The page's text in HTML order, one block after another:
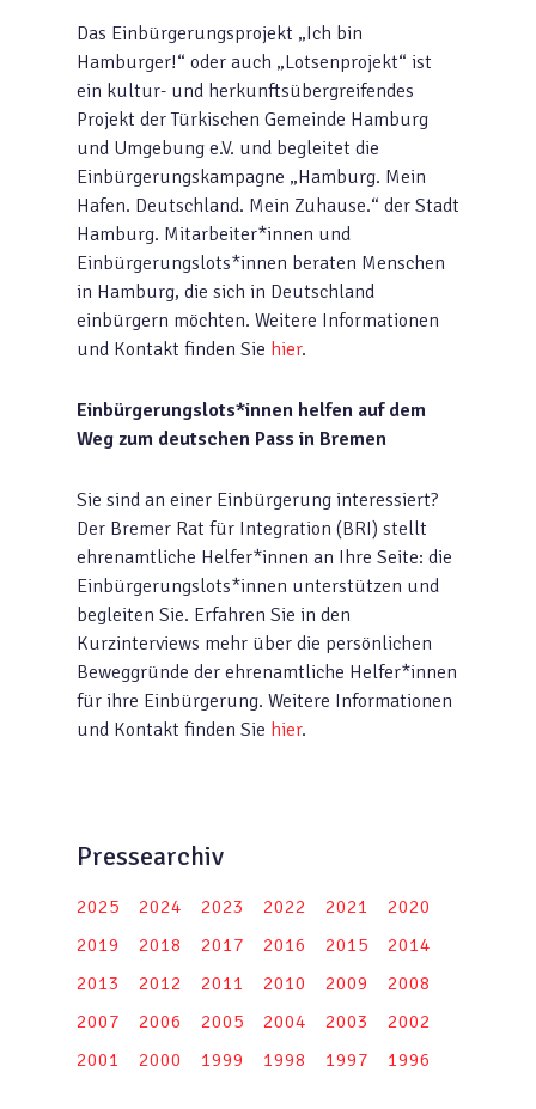
Das Einbürgerungsprojekt „Ich bin
Hamburger!“ oder auch „Lotsenprojekt“ ist
ein kultur- und herkunftsübergreifendes
Projekt der Türkischen Gemeinde Hamburg
und Umgebung e.V. und begleitet die
Einbürgerungskampagne „Hamburg. Mein
Hafen. Deutschland. Mein Zuhause.“ der Stadt
Hamburg. Mitarbeiter*innen und
Einbürgerungslots*innen beraten Menschen
in Hamburg, die sich in Deutschland
einbürgern möchten. Weitere Informationen
und Kontakt finden Sie hier.
Einbürgerungslots*innen helfen auf dem
Weg zum deutschen Pass in Bremen
Sie sind an einer Einbürgerung interessiert?
Der Bremer Rat für Integration (BRI) stellt
ehrenamtliche Helfer*innen an Ihre Seite: die
Einbürgerungslots*innen unterstützen und
begleiten Sie. Erfahren Sie in den
Kurzinterviews mehr über die persönlichen
Beweggründe der ehrenamtliche Helfer*innen
für ihre Einbürgerung. Weitere Informationen
und Kontakt finden Sie hier.
Pressearchiv
2025 2024 2023 2022 2021
2020
2019
2018 2017 2016 2015
2014
2013
2012 2011 2010 2009
2008
2007
2006 2005 2004 2003
2002
2001
2000 1999 1998 1997 1996